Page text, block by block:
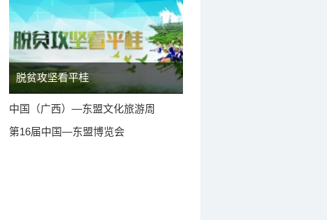
脱贫攻坚看平桂
中国（广西）—东盟文化旅游周
第16届中国—东盟博览会